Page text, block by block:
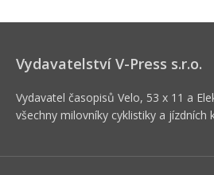
Vydavatelství V-Press s.r.o.
Vydavatel časopisů Velo, 53 x 11 a
všechny milovníky cyklistiky a jízdních